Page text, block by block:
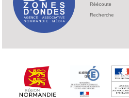
Réécoute
Recherche